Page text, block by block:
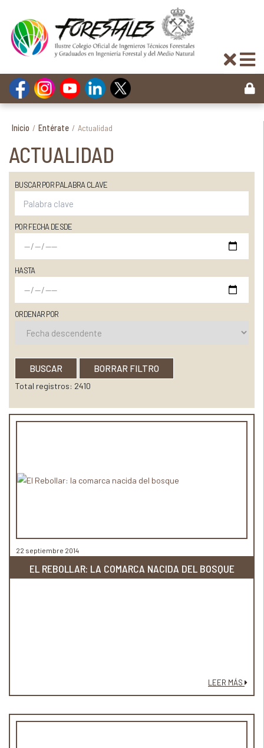
Inicio / Entérate / Actualidad
ACTUALIDAD
BUSCAR POR PALABRA CLAVE
POR FECHA DESDE
HASTA
ORDENAR POR
BUSCAR BORRAR FILTRO
Total registros: 2410
22 septiembre 2014
EL REBOLLAR: LA COMARCA NACIDA DEL BOSQUE
LEER MÁS